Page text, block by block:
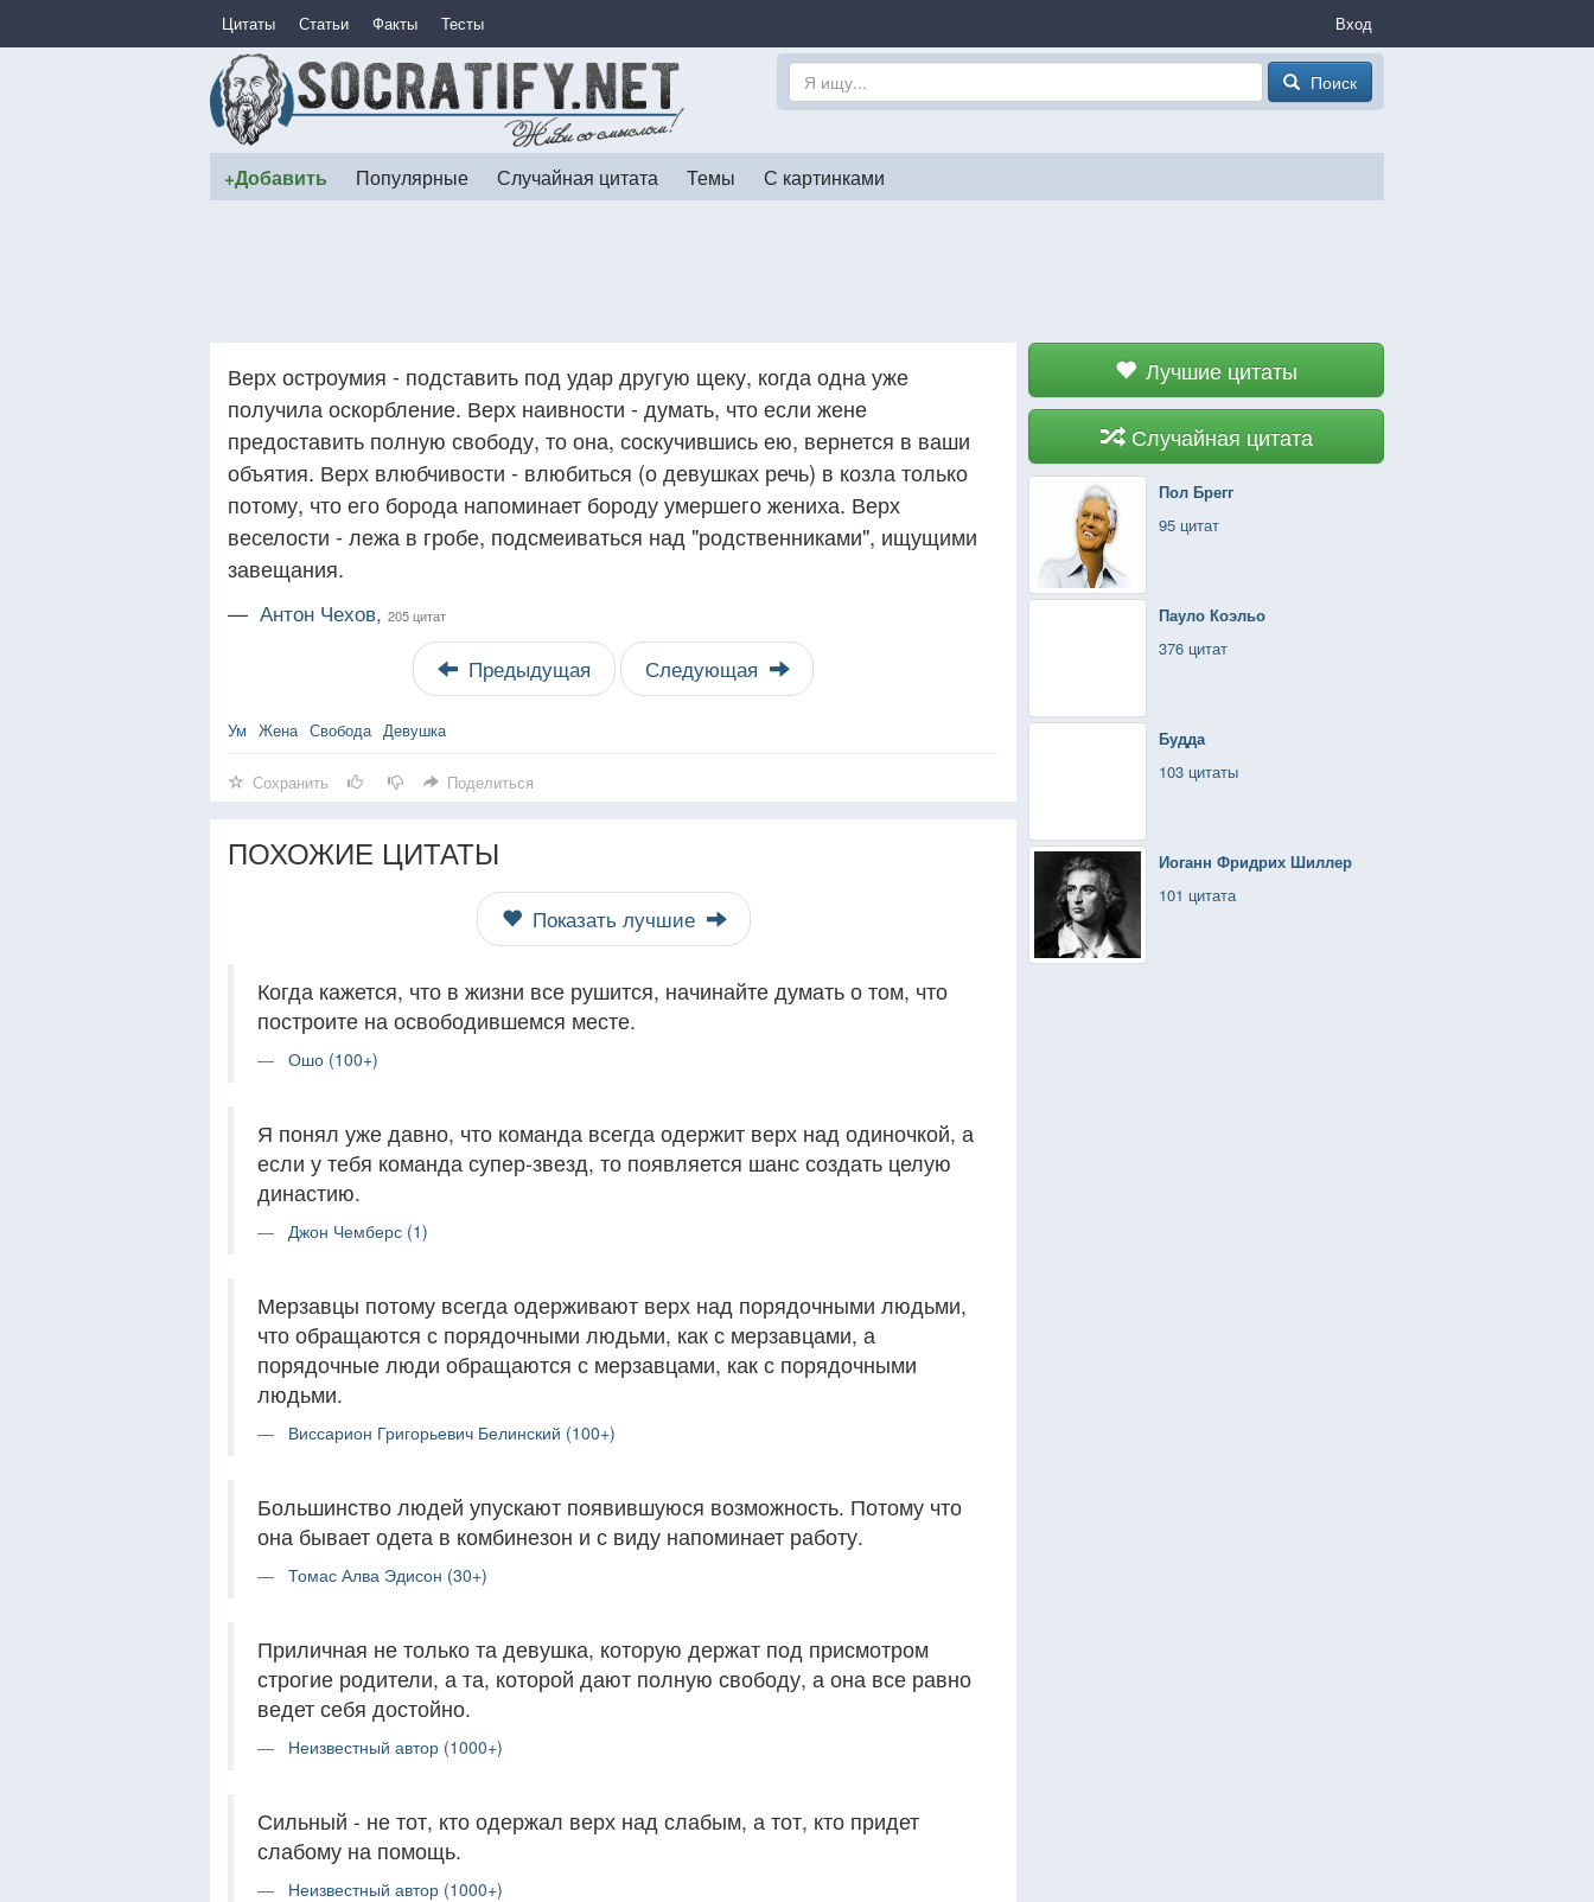
Цитаты Статьи Факты Тесты Вход
Поиск
+Добавить Популярные Случайная цитата Темы С картинками
Лучшие цитаты
Случайная цитата
Пол Брегг
95 цитат
Пауло Коэльо
376 цитат
Будда
103 цитаты
Иоганн Фридрих Шиллер
101 цитата
Верх остроумия - подставить под удар другую щеку, когда одна уже
получила оскорбление. Верх наивности - думать, что если жене
предоставить полную свободу, то она, соскучившись ею, вернется в ваши
объятия. Верх влюбчивости - влюбиться (о девушках речь) в козла только
потому, что его борода напоминает бороду умершего жениха. Верх
веселости - лежа в гробе, подсмеиваться над "родственниками", ищущими
завещания.
— Антон Чехов, 205 цитат
Предыдущая Следующая
Ум Жена Свобода Девушка
Сохранить Поделиться
ПОХОЖИЕ ЦИТАТЫ
Показать лучшие
Когда кажется, что в жизни все рушится, начинайте думать о том, что
построите на освободившемся месте.
Ошо (100+)
Я понял уже давно, что команда всегда одержит верх над одиночкой, а
если у тебя команда супер-звезд, то появляется шанс создать целую
династию.
Джон Чемберс (1)
Мерзавцы потому всегда одерживают верх над порядочными людьми,
что обращаются с порядочными людьми, как с мерзавцами, а
порядочные люди обращаются с мерзавцами, как с порядочными
людьми.
Виссарион Григорьевич Белинский (100+)
Большинство людей упускают появившуюся возможность. Потому что
она бывает одета в комбинезон и с виду напоминает работу.
Томас Алва Эдисон (30+)
Приличная не только та девушка, которую держат под присмотром
строгие родители, а та, которой дают полную свободу, а она все равно
ведет себя достойно.
Неизвестный автор (1000+)
Сильный - не тот, кто одержал верх над слабым, а тот, кто придет
слабому на помощь.
Неизвестный автор (1000+)